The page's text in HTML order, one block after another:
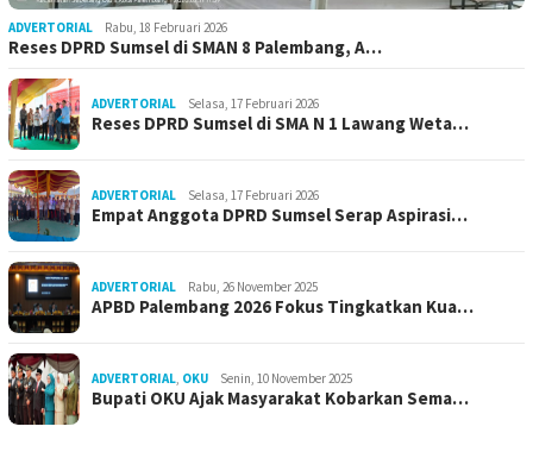
ADVERTORIAL Rabu, 18 Februari 2026
Reses DPRD Sumsel di SMAN 8 Palembang, A…
ADVERTORIAL Selasa, 17 Februari 2026
Reses DPRD Sumsel di SMA N 1 Lawang Weta…
ADVERTORIAL Selasa, 17 Februari 2026
Empat Anggota DPRD Sumsel Serap Aspirasi…
ADVERTORIAL Rabu, 26 November 2025
APBD Palembang 2026 Fokus Tingkatkan Kua…
ADVERTORIAL, OKU Senin, 10 November 2025
Bupati OKU Ajak Masyarakat Kobarkan Sema…